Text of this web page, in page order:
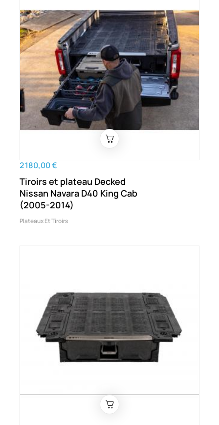
2 180,00 €
Tiroirs et plateau Decked
Nissan Navara D40 King Cab
(2005-2014)
Plateaux Et Tiroirs